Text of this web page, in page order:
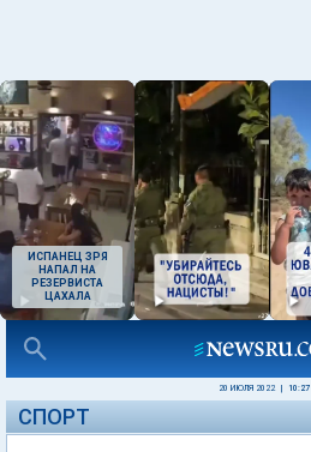
ИСПАНЕЦ ЗРЯ
НАПАЛ НА
РЕЗЕРВИСТА
ЦАХАЛА
20 ИЮЛЯ 2022 10:27
СПОРТ